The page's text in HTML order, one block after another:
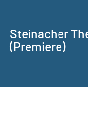
Steinacher
(Premiere)